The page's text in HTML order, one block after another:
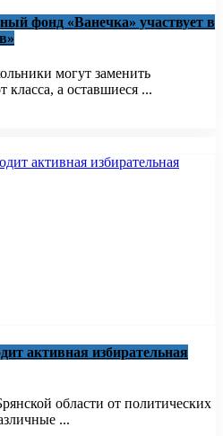
фонд «Ванечка» участвует в
могут заменить
класса, а оставшиеся ...
активная избирательная
области от политических
...